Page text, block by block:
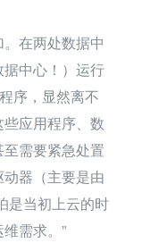
在两处数据中
中心！）运行
序，显然离不
应用程序、数
需要紧急处置
器（主要是由
是当初上云的时
需求。”